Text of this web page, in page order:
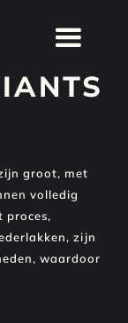
groot, met
volledig
proces,
zijn
waardoor